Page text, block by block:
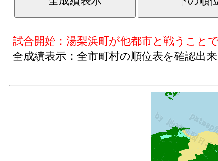
試合開始：湯梨浜町が他都市と戦うこと
全成績表示：全市町村の順位表を確認出